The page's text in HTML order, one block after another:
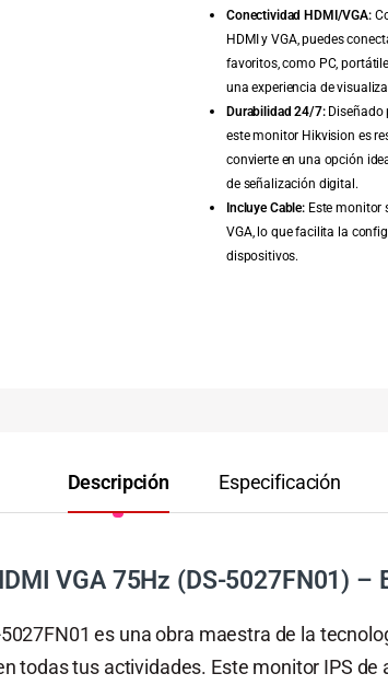
Conectividad HDMI/VGA:
HDMI y VGA, puedes
favoritos, como PC,
una experiencia de
Durabilidad 24/7:Diseñado
este monitor Hikvision es
convierte en una opción
de señalización digital.
Incluye Cable: Este monitor
VGA, lo que facilita la
dispositivos.
Descripción Especificación
VGA 75Hz (DS-5027FN01) –
es una obra maestra de la
todas tus actividades. Este monitor IPS